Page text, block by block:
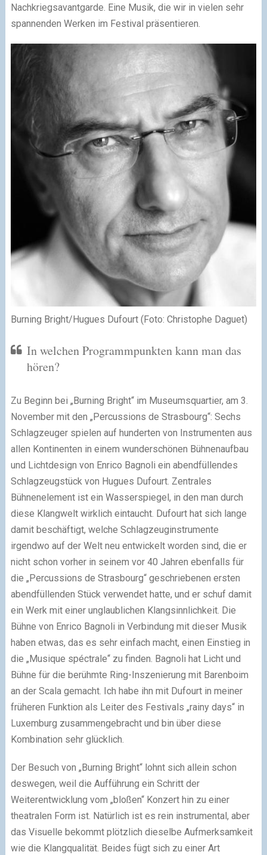
Nachkriegsavantgarde. Eine Musik, die wir in vielen sehr
spannenden Werken im Festival präsentieren.
Burning Bright/Hugues Dufourt (Foto: Christophe Daguet)
In welchen Programmpunkten kann man das
hören?
Zu Beginn bei „Burning Bright“ im Museumsquartier, am 3.
November mit den „Percussions de Strasbourg“: Sechs
Schlagzeuger spielen auf hunderten von Instrumenten aus
allen Kontinenten in einem wunderschönen Bühnenaufbau
und Lichtdesign von Enrico Bagnoli ein abendfüllendes
Schlagzeugstück von Hugues Dufourt. Zentrales
Bühnenelement ist ein Wasserspiegel, in den man durch
diese Klangwelt wirklich eintaucht. Dufourt hat sich lange
damit beschäftigt, welche Schlagzeuginstrumente
irgendwo auf der Welt neu entwickelt worden sind, die er
nicht schon vorher in seinem vor 40 Jahren ebenfalls für
die „Percussions de Strasbourg“ geschriebenen ersten
abendfüllenden Stück verwendet hatte, und er schuf damit
ein Werk mit einer unglaublichen Klangsinnlichkeit. Die
Bühne von Enrico Bagnoli in Verbindung mit dieser Musik
haben etwas, das es sehr einfach macht, einen Einstieg in
die „Musique spéctrale“ zu finden. Bagnoli hat Licht und
Bühne für die berühmte Ring-Inszenierung mit Barenboim
an der Scala gemacht. Ich habe ihn mit Dufourt in meiner
früheren Funktion als Leiter des Festivals „rainy days“ in
Luxemburg zusammengebracht und bin über diese
Kombination sehr glücklich.
Der Besuch von „Burning Bright“ lohnt sich allein schon
deswegen, weil die Aufführung ein Schritt der
Weiterentwicklung vom „bloßen“ Konzert hin zu einer
theatralen Form ist. Natürlich ist es rein instrumental, aber
das Visuelle bekommt plötzlich dieselbe Aufmerksamkeit
wie die Klangqualität. Beides fügt sich zu einer Art